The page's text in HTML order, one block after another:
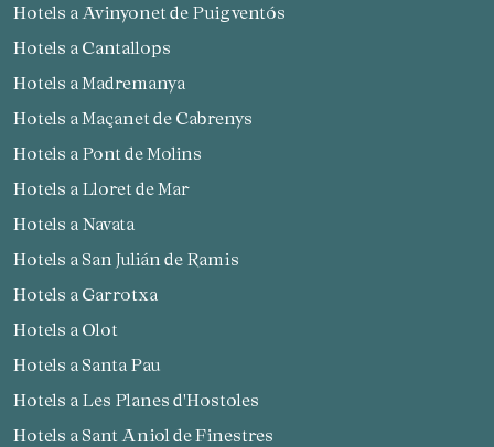
Hotels a Avinyonet de Puigventós
Hotels a Cantallops
Hotels a Madremanya
Hotels a Maçanet de Cabrenys
Hotels a Pont de Molins
Hotels a Lloret de Mar
Hotels a Navata
Hotels a San Julián de Ramis
Hotels a Garrotxa
Hotels a Olot
Hotels a Santa Pau
Hotels a Les Planes d'Hostoles
Hotels a Sant Aniol de Finestres